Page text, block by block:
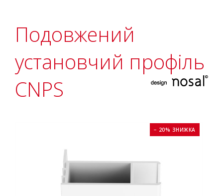
Подовжений
установчий профіль
CNPS
− 20% ЗНИЖКА